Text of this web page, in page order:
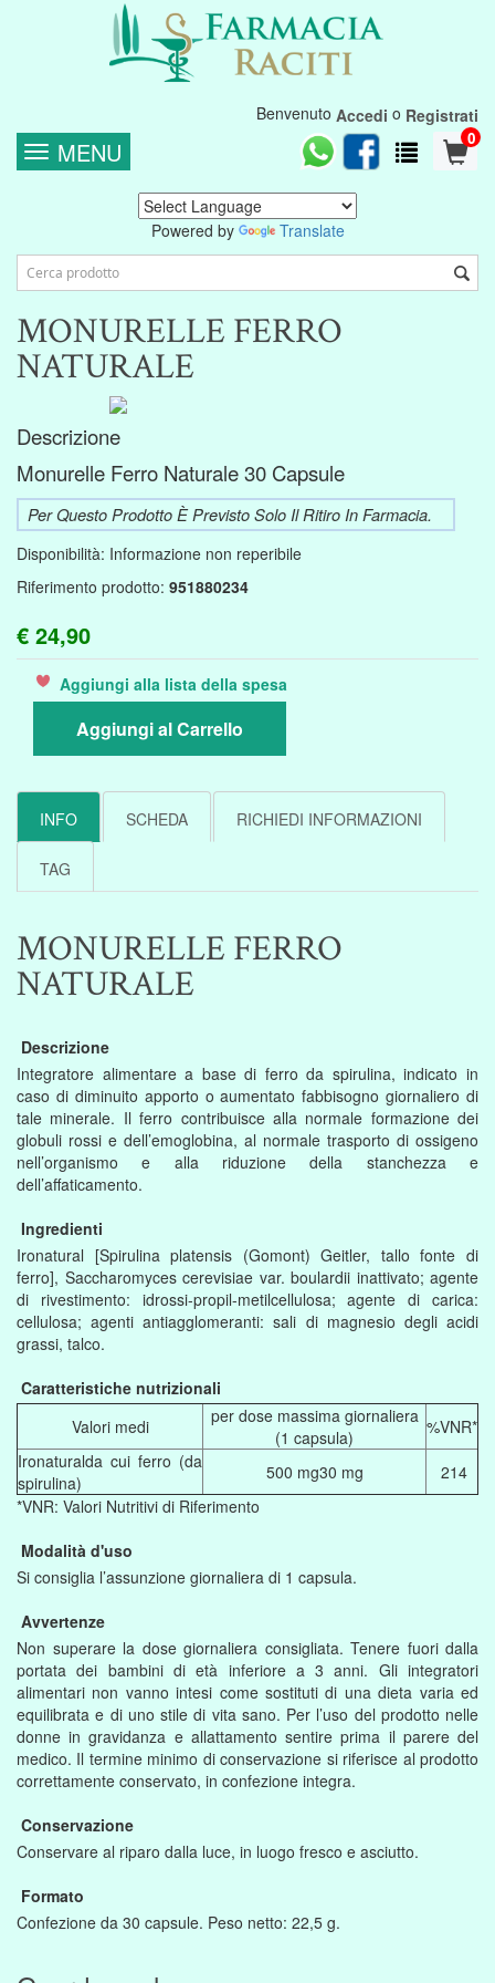
Benvenuto Accedi o Registrati
0
MENU
Powered by Translate
MONURELLE FERRO
NATURALE
Descrizione
Monurelle Ferro Naturale 30 Capsule
Per Questo Prodotto È Previsto Solo Il Ritiro In Farmacia.
Disponibilità: Informazione non reperibile
Riferimento prodotto: 951880234
€ 24,90
Aggiungi alla lista della spesa
Aggiungi al Carrello
INFO SCHEDA RICHIEDI INFORMAZIONI
TAG
MONURELLE FERRO
NATURALE
Descrizione
Integratore alimentare a base di ferro da spirulina, indicato in
caso di diminuito apporto o aumentato fabbisogno giornaliero di
tale minerale. Il ferro contribuisce alla normale formazione dei
globuli rossi e dell’emoglobina, al normale trasporto di ossigeno
nell’organismo e alla riduzione della stanchezza e
dell’affaticamento.
Ingredienti
Ironatural [Spirulina platensis (Gomont) Geitler, tallo fonte di
ferro], Saccharomyces cerevisiae var. boulardii inattivato; agente
di rivestimento: idrossi-propil-metilcellulosa; agente di carica:
cellulosa; agenti antiagglomeranti: sali di magnesio degli acidi
grassi, talco.
Caratteristiche nutrizionali
Valori medi
per dose massima giornaliera
(1 capsula)
%VNR*
Ironaturalda cui ferro (da
spirulina)
500 mg30 mg
214
*VNR: Valori Nutritivi di Riferimento
Modalità d'uso
Si consiglia l’assunzione giornaliera di 1 capsula.
Avvertenze
Non superare la dose giornaliera consigliata. Tenere fuori dalla
portata dei bambini di età inferiore a 3 anni. Gli integratori
alimentari non vanno intesi come sostituti di una dieta varia ed
equilibrata e di uno stile di vita sano. Per l’uso del prodotto nelle
donne in gravidanza e allattamento sentire prima il parere del
medico. Il termine minimo di conservazione si riferisce al prodotto
correttamente conservato, in confezione integra.
Conservazione
Conservare al riparo dalla luce, in luogo fresco e asciutto.
Formato
Confezione da 30 capsule. Peso netto: 22,5 g.